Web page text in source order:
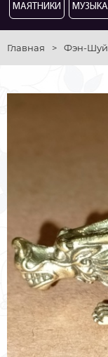
МАЯТНИКИ
Главная > Фэн-Шуй